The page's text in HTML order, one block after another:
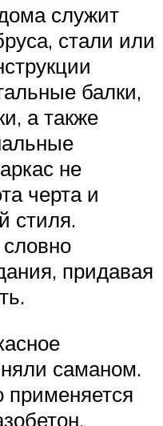
служит
стали или
балки,
а также
не
черта и
стиля.
придавая
саманом.
применяется